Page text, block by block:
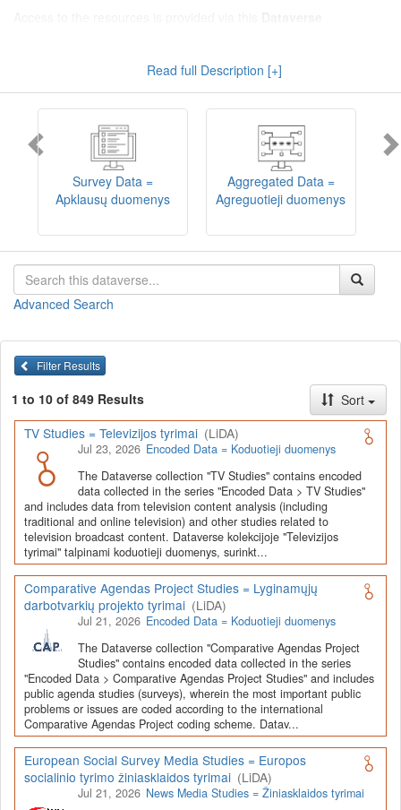
implemented). LiDA curates different types of resources and they
are published into catalogues according to the type:Survey Data,
Interview Data,Aggregated Data
(including Historical Statistics),
, andEncoded Data
(including News Media Studies).
Also, LiDA holds collections of data produced in large national
projets (
Large Project Data
) as well as social sciences and
humanities data deposited by Lithuanian science and higher
education institutions and Lithuanian governmental institutions
Depositors interested in deposit of their data into the LiDA
Lietuvos humanitarinių ir socialinių mokslų duomenų
infrastruktūra, suteikianti prieigą prie daugiau nei 600 duomenų ir
tyrimų išteklių. Visi duomenų ir tyrimų ištekliai yra dokumentuoti
lietuvių ir anglų kalbomis pagal tarptautinius standartus. LiDA
įsikūręsKauno technologijos universiteto Duomenų analizės
ir archyvavimo (DAtA) centre( data.ktu.edu
Prieigai prie išteklių naudojama ši
visi ištekliai prieinami, nes 2020-2029 m. vykdomas perkėlimo iš
senosios infrastruktūros projektas). LiDA kuruoja įvairių tipų
išteklius ir jie publikuojami atskiruose kataloguose pagal tipą:
Apklausų duomenys ,Interviu duomenys,Agreguotieji duomenys
(įskaitant Istorinę statistiką),Tekstiniai duomenys
duomenys(įskaitant Žiniasklaidos tyrimus). Taip pat LiDA
talpinami didelių nacionalinių projektų duomenys (Didelių projektų
duomenys) ir Lietuvos aukštojo mokslo ir studijų bei Lietuvos
valstybės institucijų deponuoti socialinių ir humanitarinių mokslų
duomenų rinkiniai (Kitų institucijų duomenys). Norintiemsišmokti
šia talpykla, surasti ir parsisiųsti duomenis, siūlome
susipažinti suLiDA Dataverse talpyklos naudotojo vadovu.
Depozitoriai, kurie norėtų deponuoti savo duomenis į LiDA
Dataverse talpyklą, turėtų susipažinti su informacija
puslapyje.
Read full Description [+]
Survey Data =
Apklausų duomenys
Aggregated Data =
Agreguotieji duomenys
Advanced Search
Filter Results
1 to 10 of 849 Results
Sort
TV Studies = Televizijos tyrimai (LiDA)
Jul 23, 2026 Encoded Data = Koduotieji duomenys
The Dataverse collection "TV Studies" contains encoded
data collected in the series "Encoded Data > TV Studies"
and includes data from television content analysis (including
traditional and online television) and other studies related to
television broadcast content. Dataverse kolekcijoje "Televizijos
tyrimai" talpinami koduotieji duomenys, surinkt...
Comparative Agendas Project Studies = Lyginamųjų
darbotvarkių projekto tyrimai (LiDA)
Jul 21, 2026 Encoded Data = Koduotieji duomenys
The Dataverse collection "Comparative Agendas Project
Studies" contains encoded data collected in the series
"Encoded Data > Comparative Agendas Project Studies" and includes
public agenda studies (surveys), wherein the most important public
problems or issues are coded according to the international
Comparative Agendas Project coding scheme. Datav...
European Social Survey Media Studies = Europos
socialinio tyrimo žiniasklaidos tyrimai (LiDA)
Jul 21, 2026 News Media Studies = Žiniasklaidos tyrimai